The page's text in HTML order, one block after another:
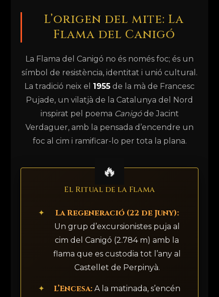
L’origen del mite: La
Flama del Canigó
La Flama del Canigó no és només foc; és un
símbol de resistència, identitat i unió cultural.
La tradició neix el 1955 de la mà de Francesc
Pujade, un vilatjà de la Catalunya del Nord
inspirat pel poema Canigóde Jacint
Verdaguer, amb la pensada d’encendre un
foc al cim i ramificar-lo per tota la plana.
El Ritual de la Flama
La Regeneració (22 de Juny):
Un grup d’excursionistes puja al
cim del Canigó (2.784 m) amb la
flama que es custodia tot l’any al
Castellet de Perpinyà.
L’Encesa:A la matinada, s’encén